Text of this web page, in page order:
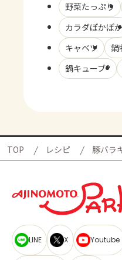
野菜たっぷり
カラダぽかぽか
キャベツ
鍋
鍋キューブ®
TOP レシピ 豚バラ
LINE X Youtube